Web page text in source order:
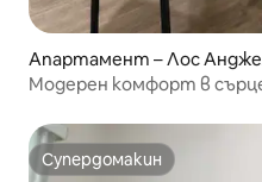
Апартамент – Лос
Модерен комфорт в
Супердомакин
Супердомакин